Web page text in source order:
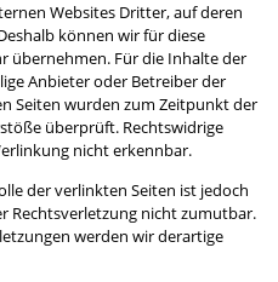
Websites Dritter, auf deren
können wir für diese
übernehmen. Für die Inhalte der
Anbieter oder Betreiber der
Seiten wurden zum Zeitpunkt der
überprüft. Rechtswidrige
nicht erkennbar.
der verlinkten Seiten ist jedoch
Rechtsverletzung nicht zumutbar.
werden wir derartige